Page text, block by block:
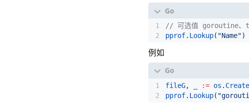
// 可选值 goroutine、
pprof. Lookup( "Name")
例如
fileG, := os . Create
pprof. Lookup(